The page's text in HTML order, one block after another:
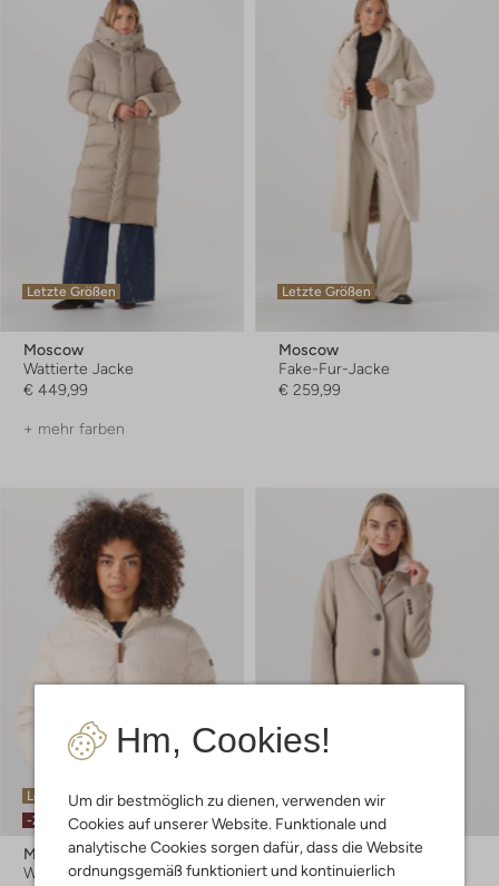
Hm, Cookies!
Um dir bestmöglich zu dienen, verwenden wir
Cookies auf unserer Website. Funktionale und
analytische Cookies sorgen dafür, dass die Website
ordnungsgemäß funktioniert und kontinuierlich
Letzte Größen
Moscow
Wattierte Jacke
€ 449,99
+ mehr farben
Letzte Größen
Moscow
Fake-Fur-Jacke
€ 259,99
Letzter Artikel
-20%
Moscow
Wattierte Jacke
Letzter Artikel
-20%
Moscow
Mantel